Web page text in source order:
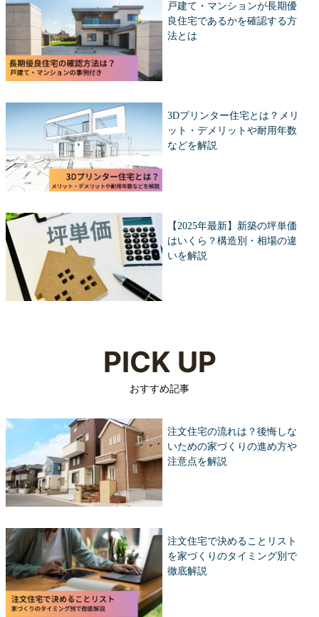
戸建て・マンションが長期優
良住宅であるかを確認する方
法とは
3Dプリンター住宅とは？メリ
ット・デメリットや耐用年数
などを解説
【2025年最新】新築の坪単価
はいくら？構造別・相場の違
いを解説
PICK UP
おすすめ記事
注文住宅の流れは？後悔しな
いための家づくりの進め方や
注意点を解説
注文住宅で決めることリスト
を家づくりのタイミング別で
徹底解説